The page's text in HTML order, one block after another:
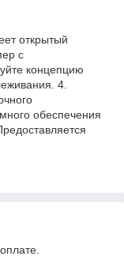
открытый
с
концепцию
4.
обеспечения